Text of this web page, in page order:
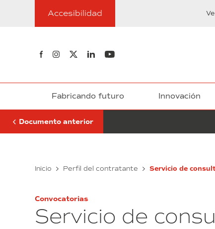
Accesibilidad
Síguenos en Facebook
Síguenos en Instagram
Síguenos en Twitter
Síguenos en Linkedin
Síguenos en Youtube
Fabricando futuro Innovación
Empleo
Documento anterior
Inicio Perfil del contratante Servicio de
Convocatorias
Servicio de
Pública
2022